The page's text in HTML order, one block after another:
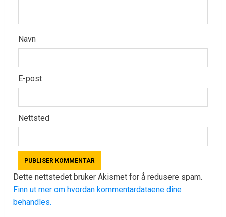
Navn
E-post
Nettsted
Dette nettstedet bruker Akismet for å redusere spam.
Finn ut mer om hvordan kommentardataene dine
behandles.